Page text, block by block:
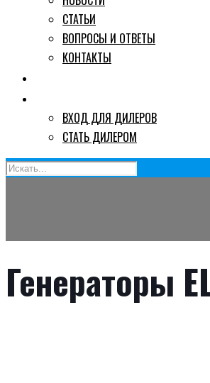
СТАТЬИ
ВОПРОСЫ И ОТВЕТЫ
КОНТАКТЫ
ВХОД ДЛЯ ДИЛЕРОВ
СТАТЬ ДИЛЕРОМ
Генераторы